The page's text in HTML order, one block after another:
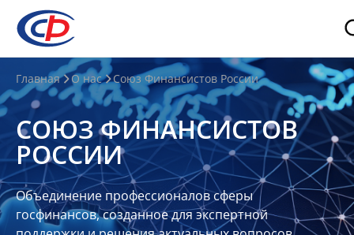
О
нас
О
СФР
Совет
Союза
Участники
Главная О нас Союз Финансистов России
СОЮЗ ФИНАНСИСТОВ
РОССИИ
Объединение профессионалов сферы
госфинансов, созданное для экспертной